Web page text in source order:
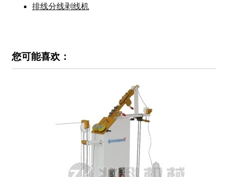
排线分线剥线机
您可能喜欢：